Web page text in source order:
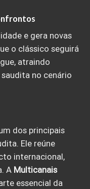
e gera novas
o clássico seguirá
atraindo
no cenário
dos principais
Ele reúne
internacional,
A Multicanais
essencial da